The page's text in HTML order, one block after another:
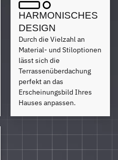
HARMONISCHES
DESIGN
Durch die Vielzahl an
Material- und Stiloptionen
lässt sich die
Terrassenüberdachung
perfekt an das
Erscheinungsbild Ihres
Hauses anpassen.